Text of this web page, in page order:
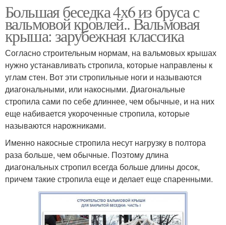
Большая беседка 4х6 из бруса с
вальмовой кровлей.. Вальмовая
крыша: зарубежная классика
Согласно строительным нормам, на вальмовых крышах
нужно устанавливать стропила, которые направлены к
углам стен. Вот эти стропильные ноги и называются
диагональными, или накосными. Диагональные
стропила сами по себе длиннее, чем обычные, и на них
еще набивается укороченные стропила, которые
называются нарожниками.
Именно накосные стропила несут нагрузку в полтора
раза больше, чем обычные. Поэтому длина
диагональных стропил всегда больше длины досок,
причем такие стропила еще и делает еще спаренными.